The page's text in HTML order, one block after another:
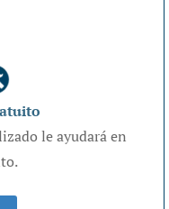
le ayudará en